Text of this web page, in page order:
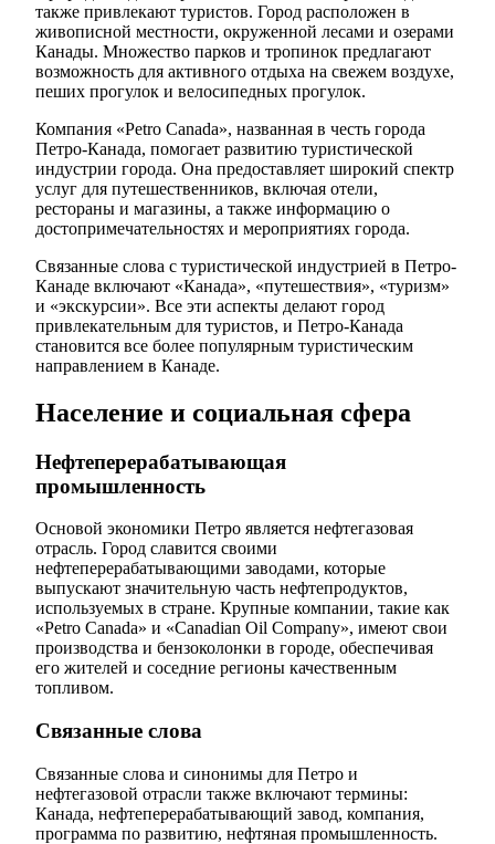
также привлекают туристов. Город расположен в
живописной местности, окруженной лесами и озерами
Канады. Множество парков и тропинок предлагают
возможность для активного отдыха на свежем воздухе,
пеших прогулок и велосипедных прогулок.
Компания «Petro Canada», названная в честь города
Петро-Канада, помогает развитию туристической
индустрии города. Она предоставляет широкий спектр
услуг для путешественников, включая отели,
рестораны и магазины, а также информацию о
достопримечательностях и мероприятиях города.
Связанные слова с туристической индустрией в Петро-
Канаде включают «Канада», «путешествия», «туризм»
и «экскурсии». Все эти аспекты делают город
привлекательным для туристов, и Петро-Канада
становится все более популярным туристическим
направлением в Канаде.
Население и социальная сфера
Нефтеперерабатывающая
промышленность
Основой экономики Петро является нефтегазовая
отрасль. Город славится своими
нефтеперерабатывающими заводами, которые
выпускают значительную часть нефтепродуктов,
используемых в стране. Крупные компании, такие как
«Petro Canada» и «Canadian Oil Company», имеют свои
производства и бензоколонки в городе, обеспечивая
его жителей и соседние регионы качественным
топливом.
Связанные слова
Связанные слова и синонимы для Петро и
нефтегазовой отрасли также включают термины:
Канада, нефтеперерабатывающий завод, компания,
программа по развитию, нефтяная промышленность.